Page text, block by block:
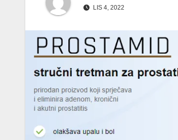
LIS 4, 2022